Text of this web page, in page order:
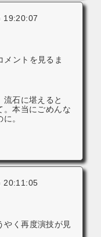
メントを見るま
流石に堪えると
。本当にごめんな
。
やく再度演技が見